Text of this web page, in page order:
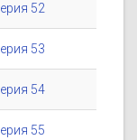
52
53
54
55